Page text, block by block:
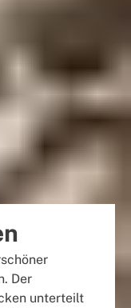
Der
unterteilt